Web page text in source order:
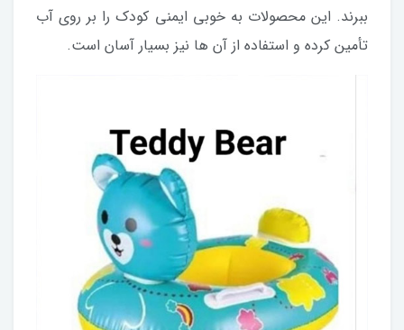
ببرند. این محصولات به خوبی ایمنی کودک را بر روی آب
تأمین کرده و استفاده از آن ها نیز بسیار آسان است.